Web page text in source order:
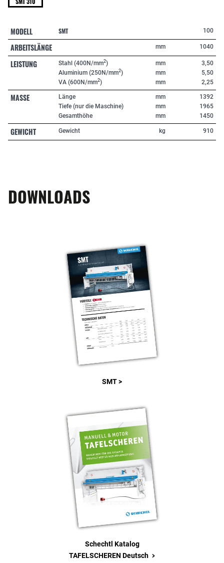
MODELL SMT 100
ARBEITSLÄNGE mm 1040
LEISTUNG Stahl (400N/mm2)
Aluminium (250N/mm2)
VA (600N/mm2)
mm
mm
mm
3,50
5,50
2,25
MASSE
Länge
Tiefe (nur die Maschine)
Gesamthöhe
mm
mm
mm
1392
1965
1450
GEWICHT Gewicht kg 910
DOWNLOADS
SMT >
Schechtl Katalog
TAFELSCHEREN Deutsch >